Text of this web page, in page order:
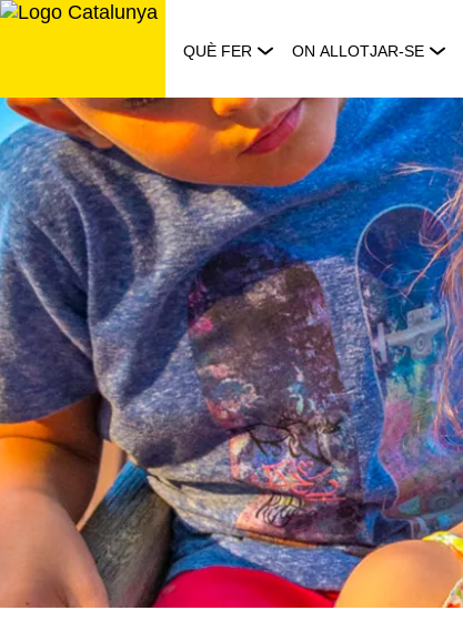
Saltar
QUÈ FER ON ALLOTJAR-SE